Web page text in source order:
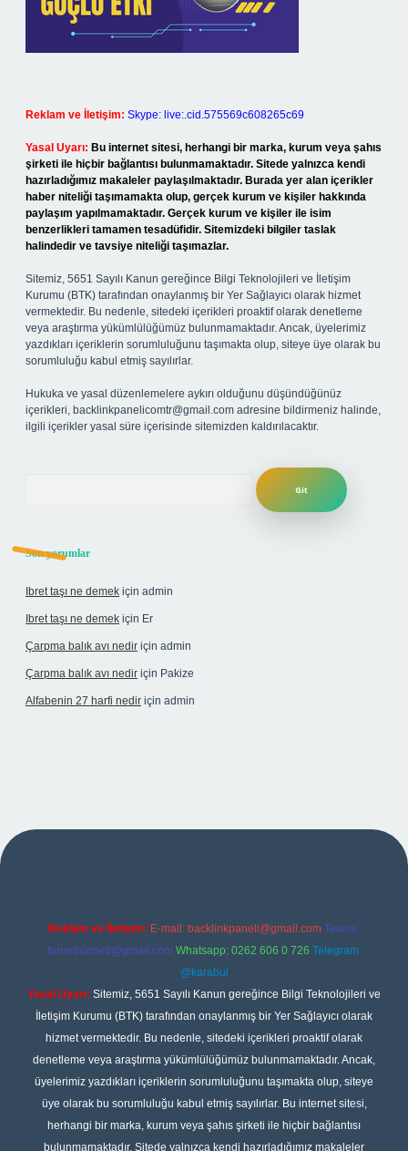
Reklam ve İletişim: Skype: live:.cid.575569c608265c69
Yasal Uyarı: Bu internet sitesi, herhangi bir marka, kurum veya şahıs
şirketi ile hiçbir bağlantısı bulunmamaktadır. Sitede yalnızca kendi
hazırladığımız makaleler paylaşılmaktadır. Burada yer alan içerikler
haber niteliği taşımamakta olup, gerçek kurum ve kişiler hakkında
paylaşım yapılmamaktadır. Gerçek kurum ve kişiler ile isim
benzerlikleri tamamen tesadüfidir. Sitemizdeki bilgiler taslak
halindedir ve tavsiye niteliği taşımazlar.
Sitemiz, 5651 Sayılı Kanun gereğince Bilgi Teknolojileri ve İletişim
Kurumu (BTK) tarafından onaylanmış bir Yer Sağlayıcı olarak hizmet
vermektedir. Bu nedenle, sitedeki içerikleri proaktif olarak denetleme
veya araştırma yükümlülüğümüz bulunmamaktadır. Ancak, üyelerimiz
yazdıkları içeriklerin sorumluluğunu taşımakta olup, siteye üye olarak bu
sorumluluğu kabul etmiş sayılırlar.
Hukuka ve yasal düzenlemelere aykırı olduğunu düşündüğünüz
içerikleri, backlinkpanelicomtr@gmail.com adresine bildirmeniz halinde,
ilgili içerikler yasal süre içerisinde sitemizden kaldırılacaktır.
Son yorumlar
Ibret taşı ne demek için admin
Ibret taşı ne demek için Er
Çarpma balık avı nedir için admin
Çarpma balık avı nedir için Pakize
Alfabenin 27 harfi nedir için admin
giriş
Reklam ve İletişim: E-mail: backlinkpaneli@gmail.com Teams:
forumhizmeti@gmail.com Whatsapp: 0262 606 0 726 Telegram:
@karabul
Yasal Uyarı: Sitemiz, 5651 Sayılı Kanun gereğince Bilgi Teknolojileri ve
İletişim Kurumu (BTK) tarafından onaylanmış bir Yer Sağlayıcı olarak
hizmet vermektedir. Bu nedenle, sitedeki içerikleri proaktif olarak
denetleme veya araştırma yükümlülüğümüz bulunmamaktadır. Ancak,
üyelerimiz yazdıkları içeriklerin sorumluluğunu taşımakta olup, siteye
üye olarak bu sorumluluğu kabul etmiş sayılırlar. Bu internet sitesi,
herhangi bir marka, kurum veya şahıs şirketi ile hiçbir bağlantısı
bulunmamaktadır. Sitede yalnızca kendi hazırladığımız makaleler